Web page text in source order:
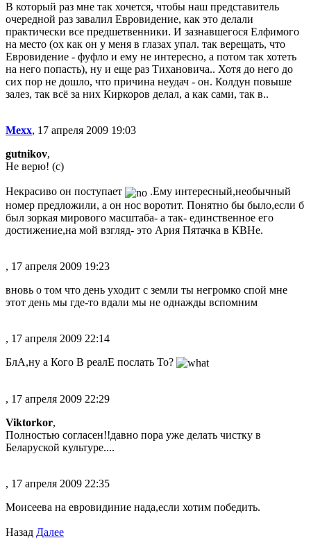
В который раз мне так хочется, чтобы наш представитель
очередной раз завалил Евровидение, как это делали
практически все предшетвенники. И зазнавшегося Елфимого
на место (ох как он у меня в глазах упал. так верещать, что
Евровидение - фуфло и ему не интересно, а потом так хотеть
на него попасть), ну и еще раз Тихановича.. Хотя до него до
сих пор не дошло, что причина неудач - он. Колдун повыше
залез, так всё за них Киркоров делал, а как сами, так в..
Mexx, 17 апреля 2009 19:03
gutnikov,
Не верю! (с)
Некрасиво он поступает
.Ему интересный,необычный
номер предложили, а он нос воротит. Понятно бы было,если б
был зоркая мирового масштаба- а так- единственное его
достижение,на мой взгляд- это Ария Пятачка в КВНе.
, 17 апреля 2009 19:23
вновь о том что день уходит с земли ты негромко спой мне
этот день мы где-то вдали мы не однажды вспомним
, 17 апреля 2009 22:14
БлА,ну а Кого В реалЕ послать То?
, 17 апреля 2009 22:29
Viktorkor,
Полностью согласен!!давно пора уже делать чистку в
Беларуской культуре....
, 17 апреля 2009 22:35
Моисеева на евровидиние нада,если хотим победить.
Назад Далее